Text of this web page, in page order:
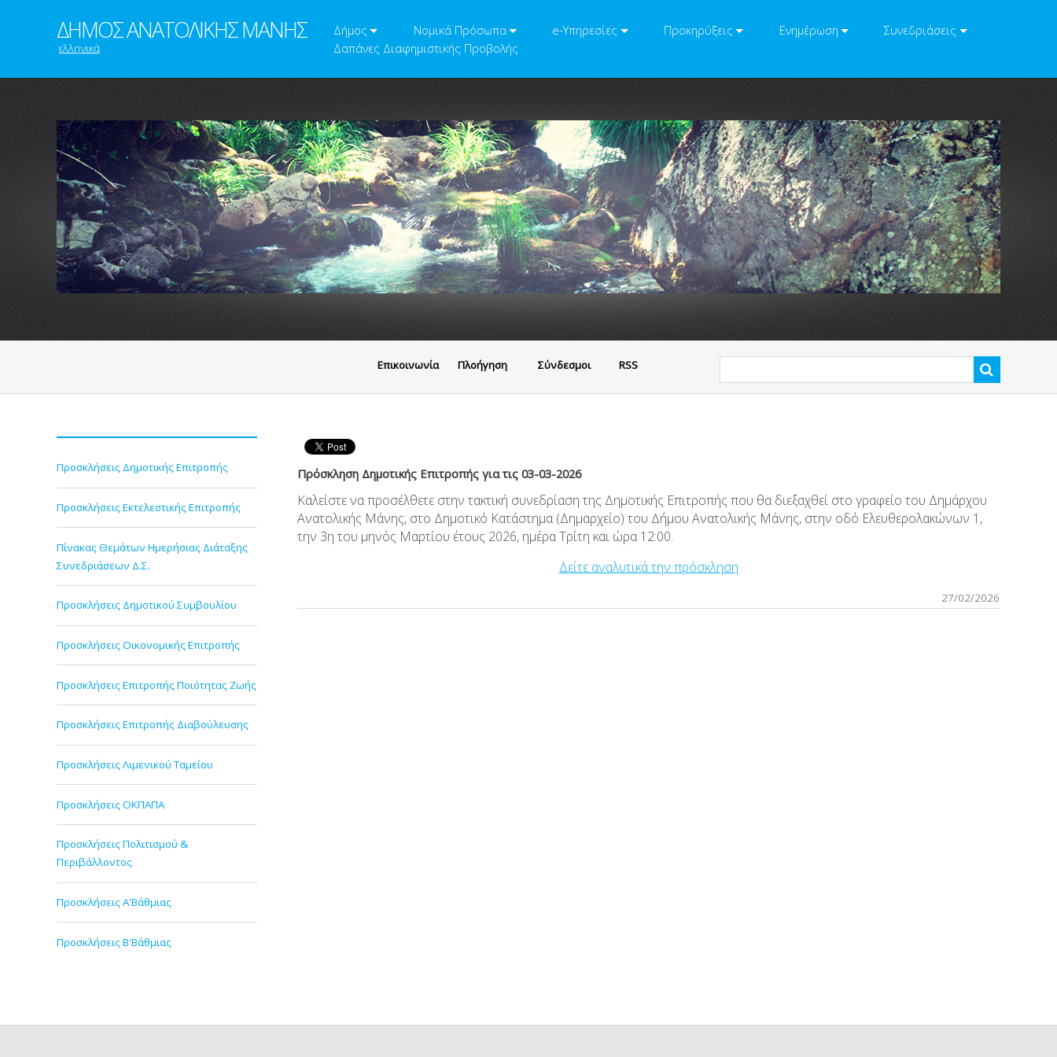
ΔΗΜΟΣ ΑΝΑΤΟΛΙΚΗΣ ΜΑΝΗΣ
ελληνικά
Δήμος Νομικά Πρόσωπα e-Υπηρεσίες Προκηρύξεις Ενημέρωση
Συνεδριάσεις
Δαπάνες Διαφημιστικής Προβολής
Eπικοινωνία Πλοήγηση Σύνδεσμοι RSS
Προσκλήσεις Δημοτικής Επιτροπής
Προσκλήσεις Εκτελεστικής Επιτροπής
Πίνακας Θεμάτων Ημερήσιας Διάταξης
Συνεδριάσεων Δ.Σ.
Προσκλήσεις Δημοτικού Συμβουλίου
Προσκλήσεις Οικονομικής Επιτροπής
Προσκλήσεις Επιτροπής Ποιότητας Ζωής
Προσκλήσεις Επιτροπής Διαβούλευσης
Προσκλήσεις Λιμενικού Ταμείου
Προσκλήσεις ΟΚΠΑΠΑ
Προσκλήσεις Πολιτισμού &
Περιβάλλοντος
Προσκλήσεις Α'Βάθμιας
Προσκλήσεις Β'Βάθμιας
Πρόσκληση Δημοτικής Επιτροπής για τις 03-03-2026
Καλείστε να προσέλθετε στην τακτική συνεδρίαση της Δημοτικής Επιτροπής που θα διεξαχθεί στο γραφείο του Δημάρχου
Ανατολικής Μάνης, στο Δημοτικό Κατάστημα (Δημαρχείο) του Δήμου Ανατολικής Μάνης, στην οδό Ελευθερολακώνων 1,
την 3η του μηνός Μαρτίου έτους 2026, ημέρα Τρίτη και ώρα 12:00.
Δείτε αναλυτικά την πρόσκληση
27/02/2026